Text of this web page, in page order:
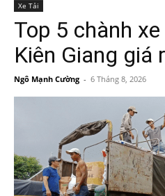
Xe Tải
Top 5 chành
Kiên Giang giá
Ngô Mạnh Cường - 6 Tháng 8, 2026